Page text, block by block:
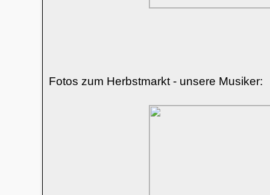
Fotos zum Herbstmarkt - unsere Musiker: